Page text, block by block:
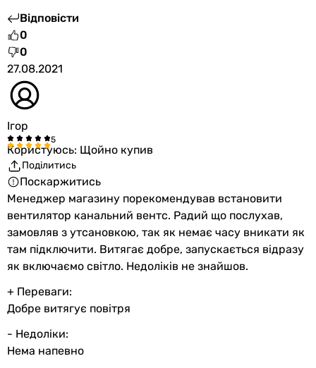
Відповісти
0
0
27.08.2021
Ігор
Користуюсь: Щойно купив
Поділитись
Поскаржитись
Менеджер магазину порекомендував встановити
вентилятор канальний вентс. Радий що послухав,
замовляв з утсановкою, так як немає часу вникати як
там підключити. Витягає добре, запускається відразу
як включаємо світло. Недоліків не знайшов.
+ Переваги:
Добре витягує повітря
- Недоліки:
Нема напевно